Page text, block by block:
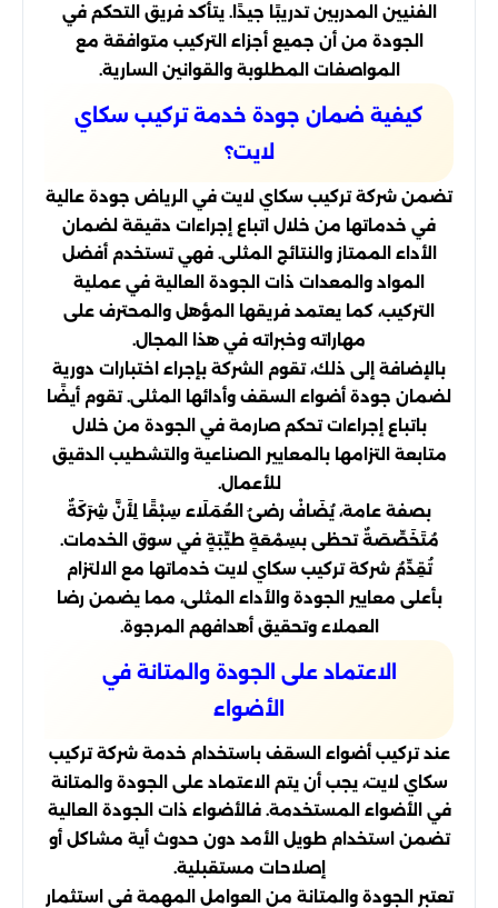
الفنيين المدربين تدريبًا جيدًا. يتأكد فريق التحكم في
الجودة من أن جميع أجزاء التركيب متوافقة مع
المواصفات المطلوبة والقوانين السارية.
كيفية ضمان جودة خدمة تركيب سكاي
لايت؟
تضمن شركة تركيب سكاي لايت في الرياض جودة عالية
في خدماتها من خلال اتباع إجراءات دقيقة لضمان
الأداء الممتاز والنتائج المثلى. فهي تستخدم أفضل
المواد والمعدات ذات الجودة العالية في عملية
التركيب، كما يعتمد فريقها المؤهل والمحترف على
مهاراته وخبراته في هذا المجال.
بالإضافة إلى ذلك، تقوم الشركة بإجراء اختبارات دورية
لضمان جودة أضواء السقف وأدائها المثلى. تقوم أيضًا
باتباع إجراءات تحكم صارمة في الجودة من خلال
متابعة التزامها بالمعايير الصناعية والتشطيب الدقيق
للأعمال.
بصفة عامة، يُضَافْ رضىُ العُمَلَاء سِبْقًا لِأَنَّ شِرَكَةٌ
مُتَخَصِّصَةٌ تحظى بسِمْعَةٍ طيِّبَةٍ في سوق الخدمات.
تُقِدِّمُ شركة تركيب سكاي لايت خدماتها مع الالتزام
بأعلى معايير الجودة والأداء المثلى، مما يضمن رضا
العملاء وتحقيق أهدافهم المرجوة.
الاعتماد على الجودة والمتانة في
الأضواء
عند تركيب أضواء السقف باستخدام خدمة شركة تركيب
سكاي لايت، يجب أن يتم الاعتماد على الجودة والمتانة
في الأضواء المستخدمة. فالأضواء ذات الجودة العالية
تضمن استخدام طويل الأمد دون حدوث أية مشاكل أو
إصلاحات مستقبلية.
تعتبر الجودة والمتانة من العوامل المهمة في استثمار